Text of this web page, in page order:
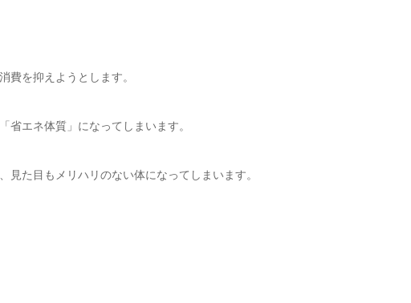
費を抑えようとします。
省エネ体質」になってしまいます。
た目もメリハリのない体になってしまいます。